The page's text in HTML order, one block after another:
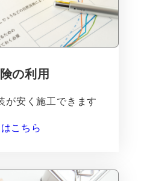
の利用
が安く施工できます
こちら